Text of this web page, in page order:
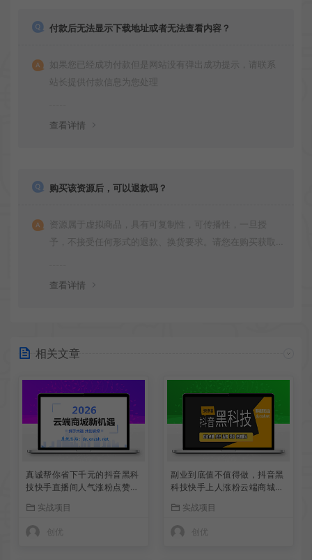
付款后无法显示下载地址或者无法查看内容？
如果您已经成功付款但是网站没有弹出成功提示，请联系
站长提供付款信息为您处理
查看详情
购买该资源后，可以退款吗？
资源属于虚拟商品，具有可复制性，可传播性，一旦授
予，不接受任何形式的退款、换货要求。请您在购买获取
查看详情
相关文章
真诚帮你省下千元的抖音黑科
技快手直播间人气涨粉点赞云
实战项目
副业到底值不值得做，抖音黑
科技快手上人涨粉云端商城真
实战项目